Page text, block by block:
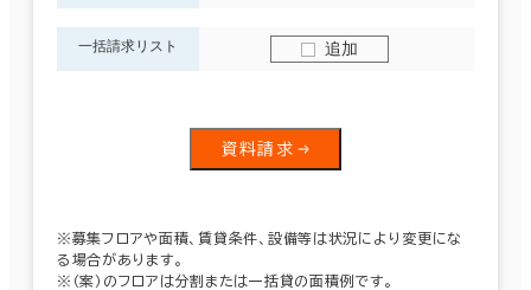
一括請求リスト 追加
資料請求
※募集フロアや面積、賃貸条件、設備等は状況により変更にな
る場合があります。
※（案）のフロアは分割または一括貸の面積例です。